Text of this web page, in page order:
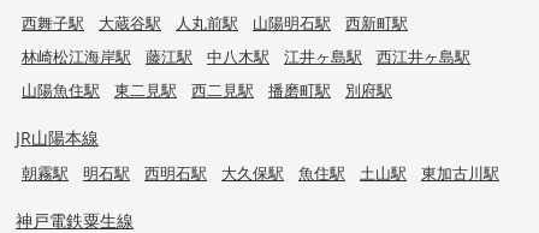
西舞子駅 大蔵谷駅 人丸前駅 山陽明石駅
西新町駅
林崎松江海岸駅
藤江駅 中八木駅 江井ヶ島駅
西江井ヶ島駅
山陽魚住駅
東二見駅 西二見駅 播磨町駅 別府駅
JR山陽本線
朝霧駅 明石駅 西明石駅 大久保駅 魚住駅 土山駅 東加古川駅
神戸電鉄粟生線